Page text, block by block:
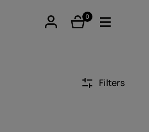
0
product(en)
Filters